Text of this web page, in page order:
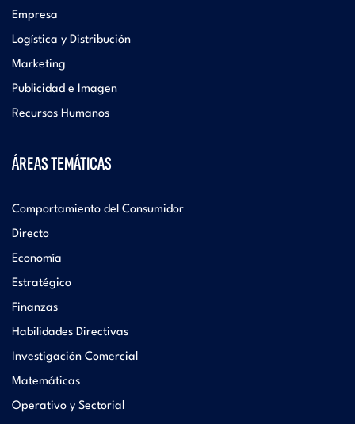
Empresa
Logística y Distribución
Marketing
Publicidad e Imagen
Recursos Humanos
ÁREAS TEMÁTICAS
Comportamiento del Consumidor
Directo
Economía
Estratégico
Finanzas
Habilidades Directivas
Investigación Comercial
Matemáticas
Operativo y Sectorial